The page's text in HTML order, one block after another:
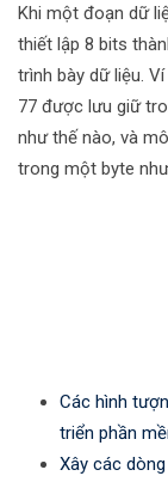
Khi một đoạn dữ
thiết lập 8 bits
trình bày dữ liệu.
77 được lưu giữ
như thế nào, và
trong một byte
Các hình
triển phần
Xây các